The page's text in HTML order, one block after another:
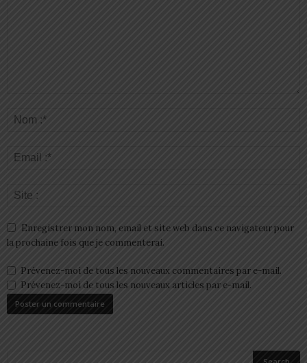
Enregistrer mon nom, email et site web dans ce navigateur pour
la prochaine fois que je commenterai.
Prévenez-moi de tous les nouveaux commentaires par e-mail.
Prévenez-moi de tous les nouveaux articles par e-mail.